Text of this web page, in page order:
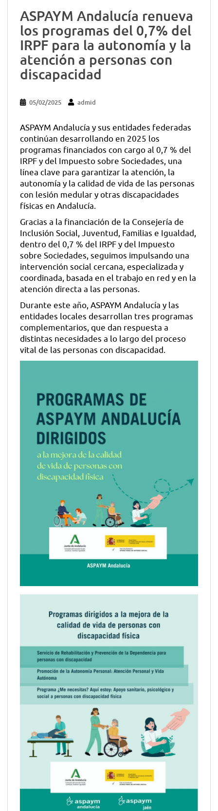
ASPAYM Andalucía renueva
los programas del 0,7% del
IRPF para la autonomía y la
atención a personas con
discapacidad
05/02/2025 admid
ASPAYM Andalucía y sus entidades federadas
continúan desarrollando en 2025 los
programas financiados con cargo al 0,7 % del
IRPF y del Impuesto sobre Sociedades, una
línea clave para garantizar la atención, la
autonomía y la calidad de vida de las personas
con lesión medular y otras discapacidades
físicas en Andalucía.
Gracias a la financiación de la Consejería de
Inclusión Social, Juventud, Familias e Igualdad,
dentro del 0,7 % del IRPF y del Impuesto
sobre Sociedades, seguimos impulsando una
intervención social cercana, especializada y
coordinada, basada en el trabajo en red y en la
atención directa a las personas.
Durante este año, ASPAYM Andalucía y las
entidades locales desarrollan tres programas
complementarios, que dan respuesta a
distintas necesidades a lo largo del proceso
vital de las personas con discapacidad.